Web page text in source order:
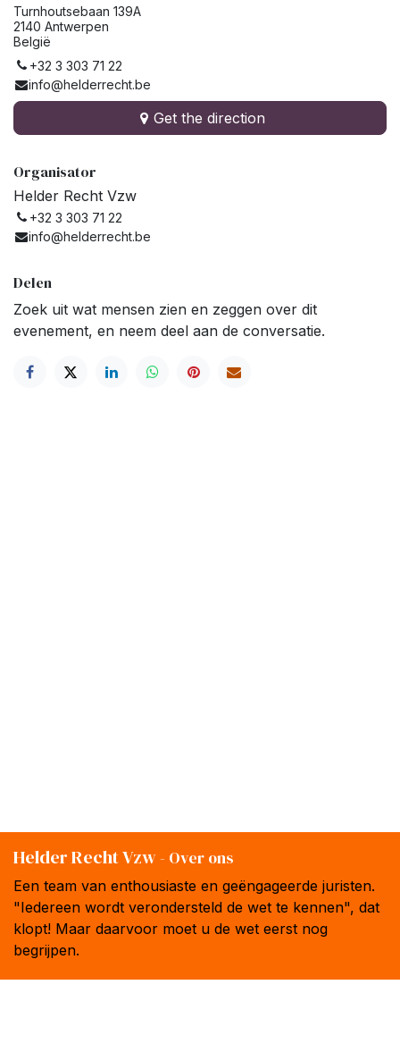
Turnhoutsebaan 139A
2140 Antwerpen
België
+32 3 303 71 22
info@helderrecht.be
Get the direction
Organisator
Helder Recht Vzw
+32 3 303 71 22
info@helderrecht.be
Delen
Zoek uit wat mensen zien en zeggen over dit
evenement, en neem deel aan de conversatie.
Helder Recht Vzw- Over ons
Een team van enthousiaste en geëngageerde juristen.
"Iedereen wordt verondersteld de wet te kennen", dat
klopt! Maar daarvoor moet u de wet eerst nog
begrijpen.
Al meer dan 20 jaar zetten de juristen van Helder